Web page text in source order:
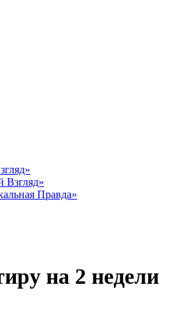
Взгляд»
Правда»
на 2 недели